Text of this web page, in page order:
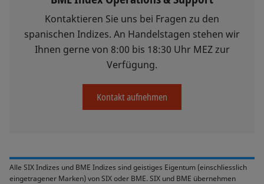
Kontaktieren Sie uns bei Fragen zu den
spanischen Indizes. An Handelstagen stehen wir
Ihnen gerne von 8:00 bis 18:30 Uhr MEZ zur
Verfügung.
Kontakt aufnehmen
Alle SIX Indizes und BME Indizes sind geistiges Eigentum (einschliesslich
eingetragener Marken) von SIX oder BME. SIX und BME übernehmen